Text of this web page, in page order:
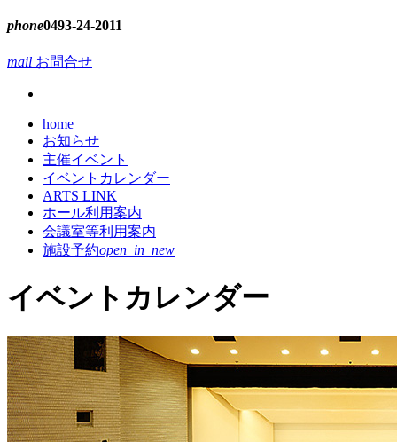
phone0493-24-2011
mail お問合せ
home
お知らせ
主催イベント
イベントカレンダー
ARTS LINK
ホール利用案内
会議室等利用案内
施設予約open_in_new
イベントカレンダー